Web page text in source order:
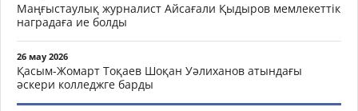
Маңғыстаулық журналист Айсағали Қыдыров мемлекеттік
наградаға ие болды
26 мау 2026
Қасым-Жомарт Тоқаев Шоқан Уәлиханов атындағы
әскери колледжге барды